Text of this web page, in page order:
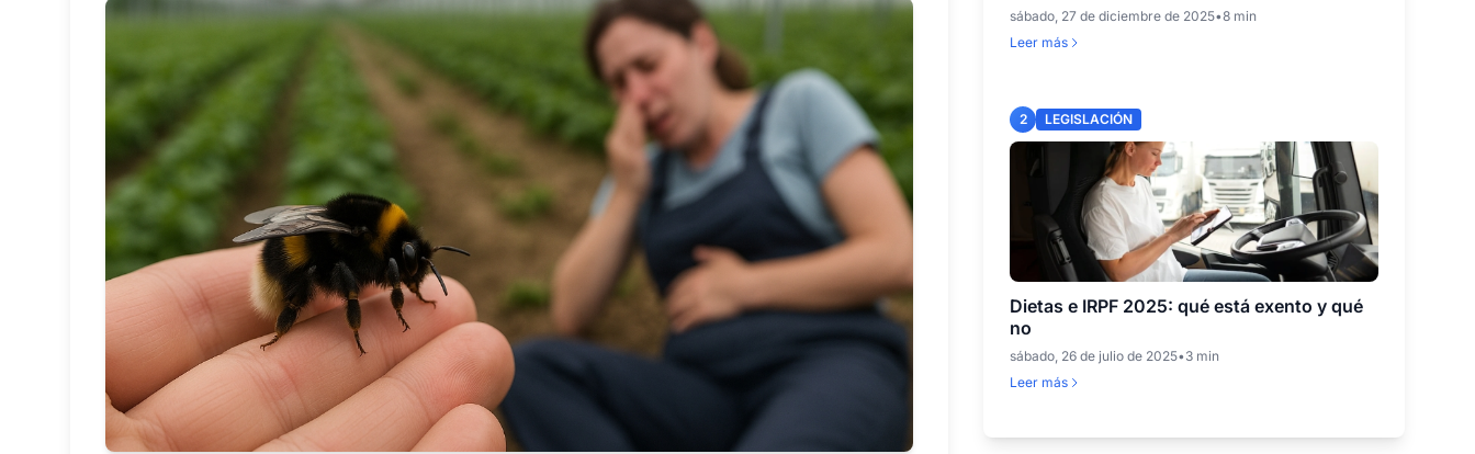
sábado, 27 de diciembre de 2025•8 min
Leer más
2 LEGISLACIÓN
Dietas e IRPF 2025: qué está exento y qué
no
sábado, 26 de julio de 2025•3 min
Leer más